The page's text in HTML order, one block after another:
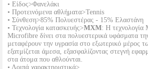
• Είδος>Φανελάκι
• Προτεινόμενα αθλήματα>Tennis
• Σύνθεση>85% Πολυεστέρας - 15% Ελαστάνη
• Τεχνολογία κατασκευής>MXM: Η τεχνολογία
Microfibre δίνει στα πολυεστερικά υφάσματα
μεταφέρουν την υγρασία στο εξωτερικό μέρος
εξατμίζεται άμεσα, εξασφαλίζοντας στεγνή
στα άτομα που αθλούνται.
• Λοιπά χαρακτηριστικά>